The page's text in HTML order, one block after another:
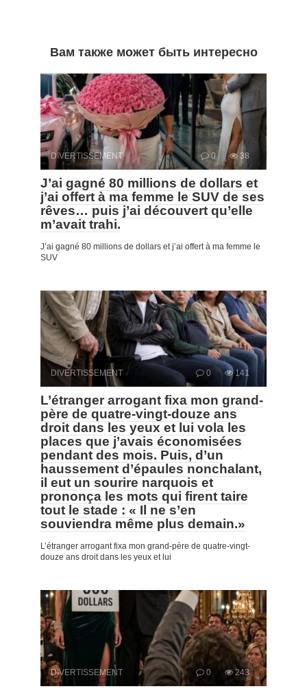
Вам также может быть интересно
DIVERTISSEMENT 0 38
J’ai gagné 80 millions de dollars et
j’ai offert à ma femme le SUV de ses
rêves… puis j’ai découvert qu’elle
m’avait trahi.
J’ai gagné 80 millions de dollars et j’ai offert à ma femme le
SUV
DIVERTISSEMENT 0 141
L’étranger arrogant fixa mon grand-
père de quatre-vingt-douze ans
droit dans les yeux et lui vola les
places que j’avais économisées
pendant des mois. Puis, d’un
haussement d’épaules nonchalant,
il eut un sourire narquois et
prononça les mots qui firent taire
tout le stade : « Il ne s’en
souviendra même plus demain.»
L’étranger arrogant fixa mon grand-père de quatre-vingt-
douze ans droit dans les yeux et lui
DIVERTISSEMENT 0 243